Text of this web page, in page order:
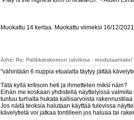
Muokattu 14 kertaa. Muokattu viimeksi 16/12/
Aihe: Re: Palikkatakomon talvikisa - modulaaritalo!
"vähintään 6 nuppia etualalta täytyy jättää
Tätä kyllä kritisoin heti ja ihmettelen miksi näin?
Eihän me koskaan yhdistellä näyttelyissä
tuntuu turhalta hukata kallisarvoista
Jos näitä teoksia halutaan käyttää tulevissa
kävelytietä voi jatkaa tontilleen jos haluaa tai